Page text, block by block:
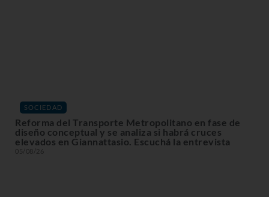
SOCIEDAD
Reforma del Transporte Metropolitano en fase de
diseño conceptual y se analiza si habrá cruces
elevados en Giannattasio. Escuchá la entrevista
05/08/26